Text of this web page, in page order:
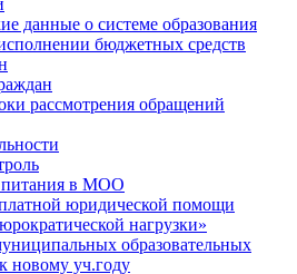
данные о системе образования
бюджетных средств
рассмотрения обращений
питания в МОО
юридической помощи
нагрузки»
образовательных
новому уч.году